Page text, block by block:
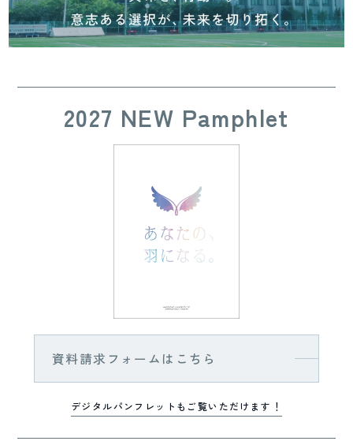
2027 NEW Pamphlet
資料請求フォームはこちら
デジタルパンフレットもご覧いただけます！